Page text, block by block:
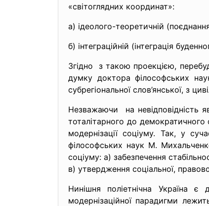
«світоглядних координат»:
а) ідеолого-теоретичній
б) інтеграційній (інтеграція
Згідно з такою проекцією,
думку доктора філософських
субрегіональної слов’янської, з
Незважаючи на невідповідність
тоталітарного до демократичного
модернізації соціуму. Так, у
філософських наук М.
соціуму: а) забезпечення
в) утвердження соціальної,
Нинішня поліетнічна Україна є
модернізаційної парадигми